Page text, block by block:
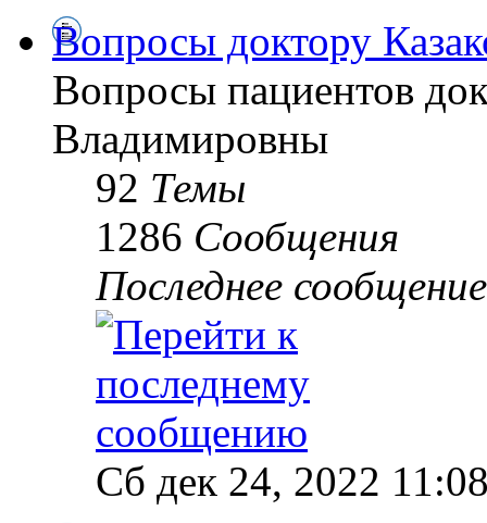
Вопросы доктору
Вопросы пациентов
Владимировны
92 Темы
1286 Сообщения
Последнее сообщение
Сб дек 24, 2022